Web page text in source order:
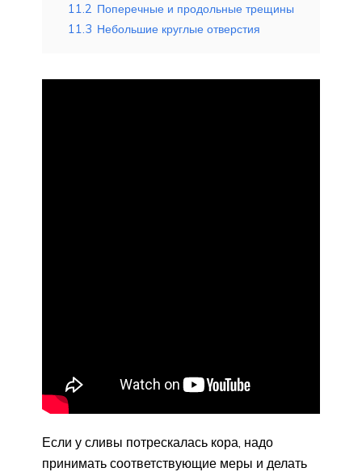
11.2 Поперечные и продольные трещины
11.3 Небольшие круглые отверстия
Если у сливы потрескалась кора, надо
принимать соответствующие меры и делать